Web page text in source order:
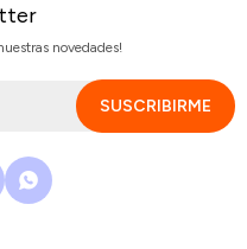
novedades!
SUSCRIBIRME
